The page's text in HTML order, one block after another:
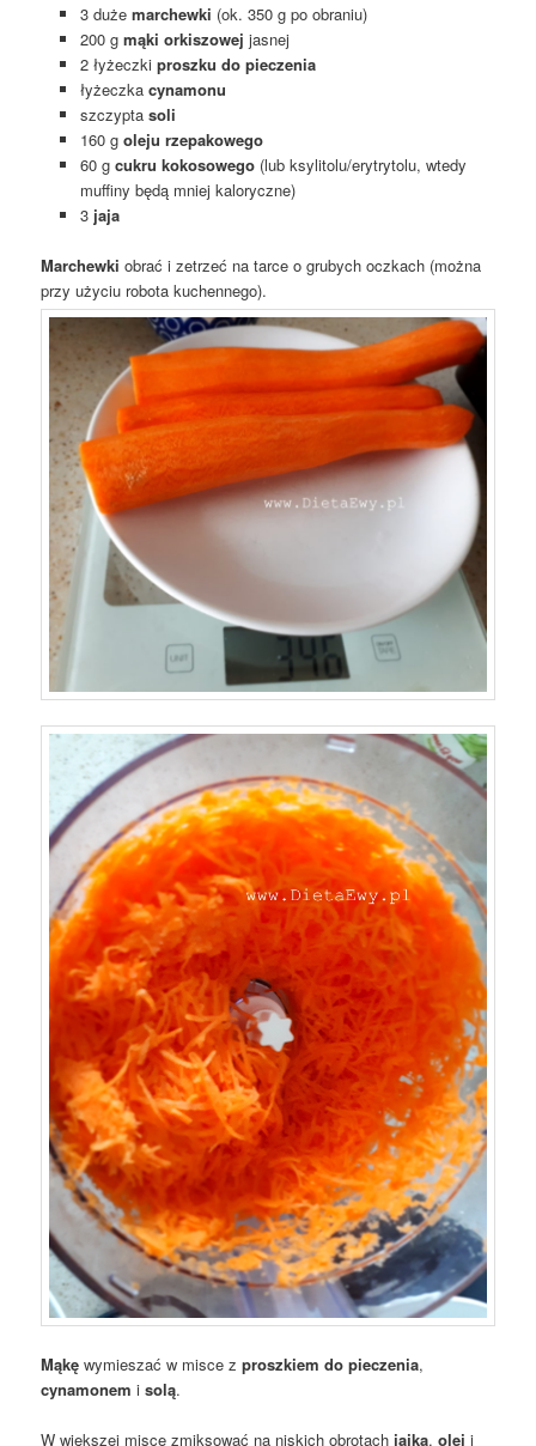
3 duże marchewki (ok. 350 g po obraniu)
200 g mąki orkiszowej jasnej
2 łyżeczki proszku do pieczenia
łyżeczka cynamonu
szczypta soli
160 g oleju rzepakowego
60 g cukru kokosowego(lub ksylitolu/erytrytolu, wtedy
muffiny będą mniej kaloryczne)
3jaja
Marchewki obrać i zetrzeć na tarce o grubych oczkach (można
przy użyciu robota kuchennego).
Mąkę wymieszać w misce zproszkiem do pieczenia,
cynamonem i solą.
W większej misce zmiksować na niskich obrotach jajka,olej i